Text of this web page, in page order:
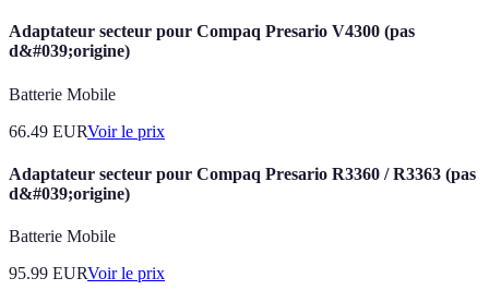
Adaptateur secteur pour Compaq Presario V4300 (pas
d&#039;origine)
Batterie Mobile
66.49 EURVoir le prix
Adaptateur secteur pour Compaq Presario R3360 / R3363 (pas
d&#039;origine)
Batterie Mobile
95.99 EURVoir le prix